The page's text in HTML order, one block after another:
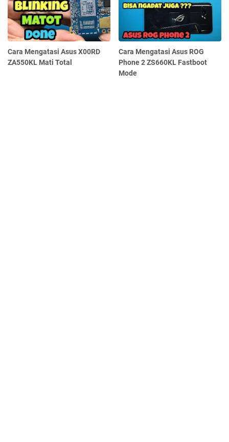
Cara Mengatasi Asus X00RD
ZA550KL Mati Total
Cara Mengatasi Asus ROG
Phone 2 ZS660KL Fastboot
Mode